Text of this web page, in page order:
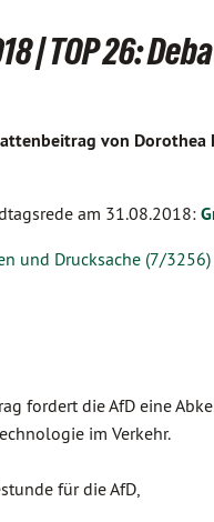
| TOP 26:
von
am 31.08.2018:
und Drucksache (7/3256)
fordert die AfD eine
im Verkehr.
für die AfD,